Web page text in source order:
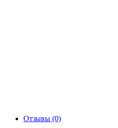
Отзывы (0)